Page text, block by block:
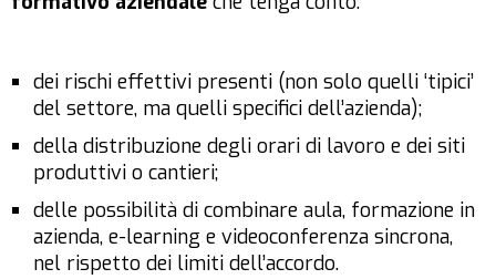
dei rischi effettivi presenti (non solo quelli ‘tipici’
del settore, ma quelli specifici dell’azienda);
della distribuzione degli orari di lavoro e dei siti
produttivi o cantieri;
delle possibilità di combinare aula, formazione in
azienda, e-learning e videoconferenza sincrona,
nel rispetto dei limiti dell’accordo.